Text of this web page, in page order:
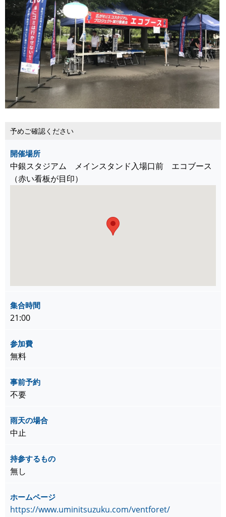
予めご確認ください
開催場所
中銀スタジアム メインスタンド入場口前 エコブース
（赤い看板が目印）
集合時間
21:00
参加費
無料
事前予約
不要
雨天の場合
中止
持参するもの
無し
ホームページ
https://www.uminitsuzuku.com/ventforet/